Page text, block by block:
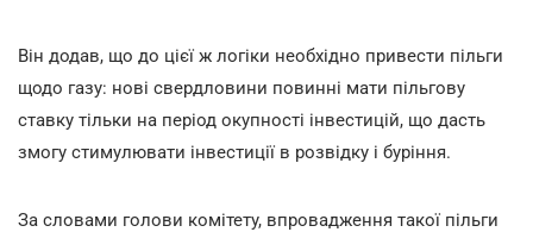
Він додав, що до цієї ж логіки необхідно привести пільги
щодо газу: нові свердловини повинні мати пільгову
ставку тільки на період окупності інвестицій, що дасть
змогу стимулювати інвестиції в розвідку і буріння.
За словами голови комітету, впровадження такої пільги